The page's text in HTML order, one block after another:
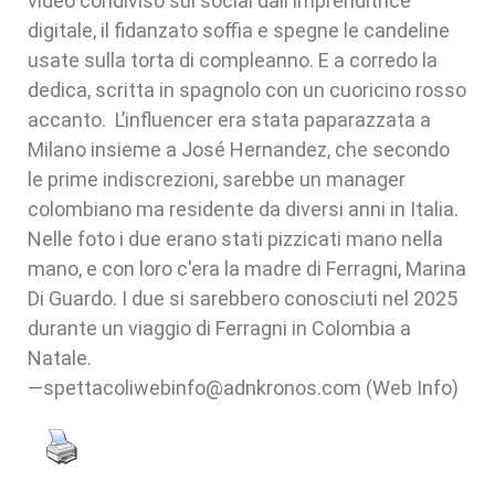
digitale, il fidanzato soffia e spegne le candeline
usate sulla torta di compleanno. E a corredo la
dedica, scritta in spagnolo con un cuoricino rosso
accanto. L’influencer era stata paparazzata a
Milano insieme a José Hernandez, che secondo
le prime indiscrezioni, sarebbe un manager
colombiano ma residente da diversi anni in Italia.
Nelle foto i due erano stati pizzicati mano nella
mano, e con loro c'era la madre di Ferragni, Marina
Di Guardo. I due si sarebbero conosciuti nel 2025
durante un viaggio di Ferragni in Colombia a
Natale.
—spettacoliwebinfo@adnkronos.com (Web Info)